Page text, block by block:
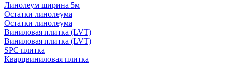
Линолеум ширина 5м
Остатки линолеума
Остатки линолеума
Виниловая плитка (LVT)
Виниловая плитка (LVT)
SPC плитка
Кварцвиниловая плитка